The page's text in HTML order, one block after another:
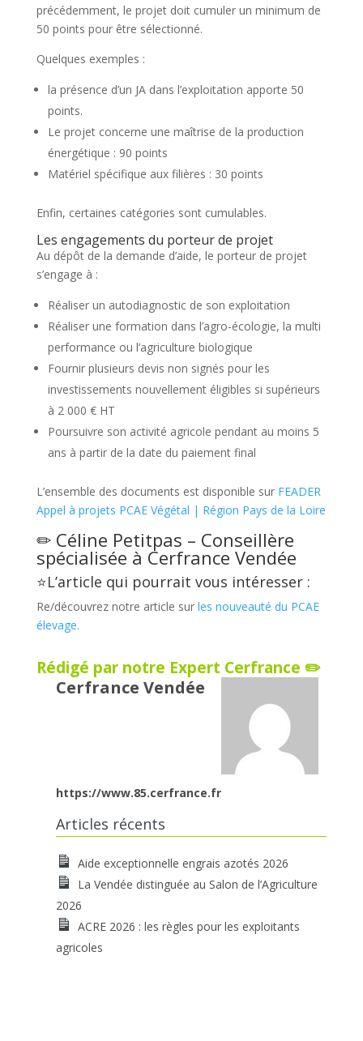
précédemment, le projet doit cumuler un minimum de
50 points pour être sélectionné.
Quelques exemples :
la présence d’un JA dans l’exploitation apporte 50
points.
Le projet concerne une maîtrise de la production
énergétique : 90 points
Matériel spécifique aux filières : 30 points
Enfin, certaines catégories sont cumulables.
Les engagements du porteur de projet
Au dépôt de la demande d’aide, le porteur de projet
s’engage à :
Réaliser un autodiagnostic de son exploitation
Réaliser une formation dans l’agro-écologie, la multi
performance ou l’agriculture biologique
Fournir plusieurs devis non signés pour les
investissements nouvellement éligibles si supérieurs
à 2 000 € HT
Poursuivre son activité agricole pendant au moins 5
ans à partir de la date du paiement final
L’ensemble des documents est disponible sur FEADER
Appel à projets PCAE Végétal | Région Pays de la Loire
✏ Céline Petitpas – Conseillère
spécialisée à Cerfrance Vendée
⭐L’article qui pourrait vous intéresser :
Re/découvrez notre article sur les nouveauté du PCAE
élevage.
Rédigé par notre Expert Cerfrance ✏️
Cerfrance Vendée
https://www.85.cerfrance.fr
Articles récents
Aide exceptionnelle engrais azotés 2026
La Vendée distinguée au Salon de l’Agriculture
2026
ACRE 2026 : les règles pour les exploitants
agricoles